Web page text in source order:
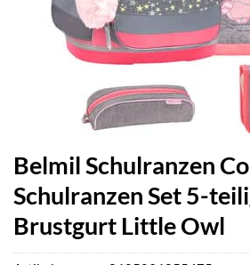
Belmil Schulranzen
Schulranzen Set 5-
Brustgurt Little Owl